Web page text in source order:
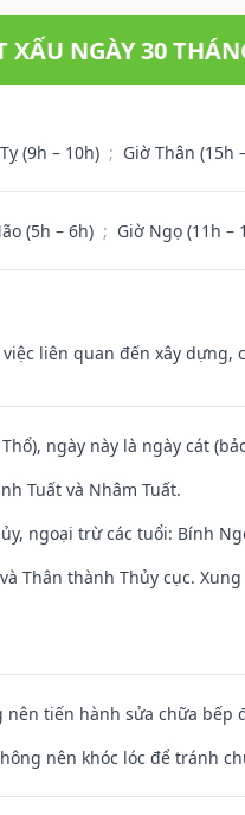
XẤU NGÀY 30
(9h – 10h) ; Giờ Thân (15h
(5h – 6h) ; Giờ Ngọ (11h –
liên quan đến xây
ngày này là ngày cát
Tuất và Nhâm Tuất.
ngoại trừ các tuổi: Bính
Thân thành Thủy cục.
nên tiến hành sửa chữa bếp
nên khóc lóc để tránh